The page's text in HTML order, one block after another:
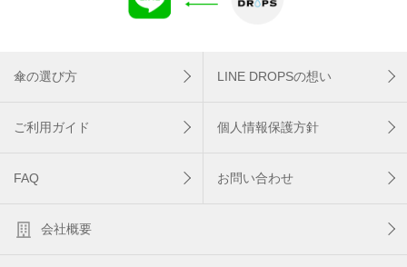
傘の選び方 LINE DROPSの想い
ご利用ガイド 個人情報保護方針
FAQ お問い合わせ
会社概要